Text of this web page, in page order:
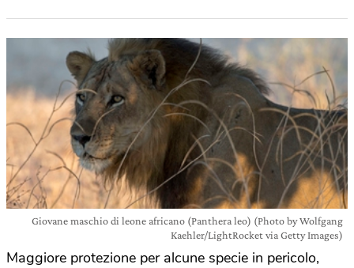
Giovane maschio di leone africano (Panthera leo) (Photo by Wolfgang
Kaehler/LightRocket via Getty Images)
Maggiore protezione per alcune specie in pericolo,